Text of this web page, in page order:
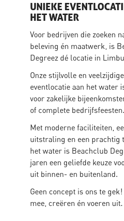
UNIEKE
HET WATER
Voor bedrijven die zoeken
beleving én maatwerk, is
Degreez dé locatie in
Onze stijlvolle en veelzijdige
eventlocatie aan het water
voor zakelijke
of complete bedrijfsfeesten.
Met moderne faciliteiten,
uitstraling en een prachtig
het water is Beachclub
jaren een geliefde keuze
uit binnen- en buitenland.
Geen concept is ons te
mee, creëren én voeren uit.